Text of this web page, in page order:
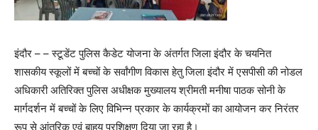
इंदौर – – स्टूडेंट पुलिस कैडेट योजना के अंतर्गत जिला इंदौर के चयनित
शासकीय स्कूलों में बच्चों के सर्वांगीण विकास हेतु जिला इंदौर में एसपीसी की नोडल
अधिकारी अतिरिक्त पुलिस अधीक्षक मुख्यालय श्रीमती मनीषा पाठक सोनी के
मार्गदर्शन में बच्चों के लिए विभिन्न प्रकार के कार्यक्रमों का आयोजन कर निरंतर
रूप से आंतरिक एवं बाहय प्रशिक्षण दिया जा रहा है।